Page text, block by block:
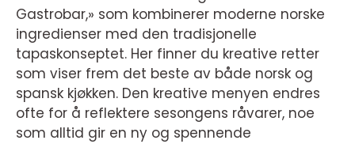
Gastrobar,» som kombinerer moderne norske
ingredienser med den tradisjonelle
tapaskonseptet. Her finner du kreative retter
som viser frem det beste av både norsk og
spansk kjøkken. Den kreative menyen endres
ofte for å reflektere sesongens råvarer, noe
som alltid gir en ny og spennende